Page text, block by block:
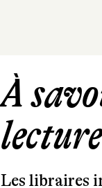
À
Les libraires